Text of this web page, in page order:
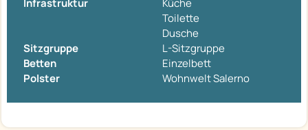
Infrastruktur
Küche
Toilette
Dusche
Sitzgruppe
L-Sitzgruppe
Betten
Einzelbett
Polster
Wohnwelt Salerno